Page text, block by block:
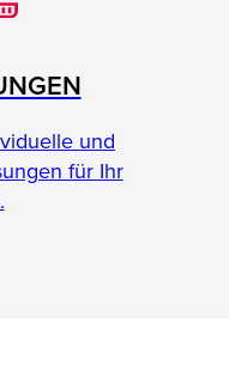
und
für Ihr